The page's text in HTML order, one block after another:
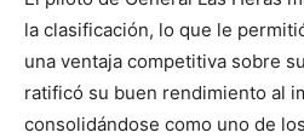
la clasificación, lo que le
una ventaja competitiva sobre
ratificó su buen rendimiento al
consolidándose como uno de